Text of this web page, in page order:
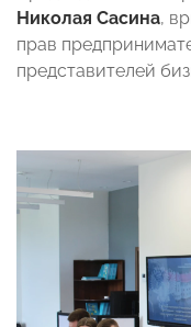
Николая Сасина,
прав
представителей